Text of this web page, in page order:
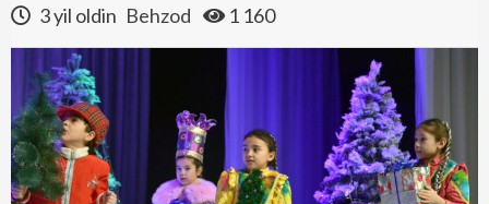
3 yil oldin Behzod 1 160